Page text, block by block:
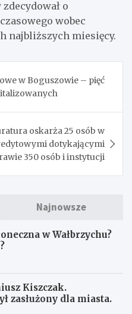
o
wobec
najbliższych miesięcy.
w Boguszowie – pięć
oskarża 25 osób w
dotykającymi
350 osób i instytucji
Najnowsze
w Wałbrzychu?
Kiszczak.
zasłużony dla miasta.